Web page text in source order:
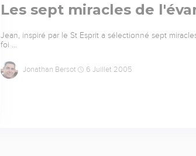
Les sept miracles de
Jean, inspiré par le St Esprit a sélectionné sept
foi …
Jonathan Bersot 6 Juillet 2005